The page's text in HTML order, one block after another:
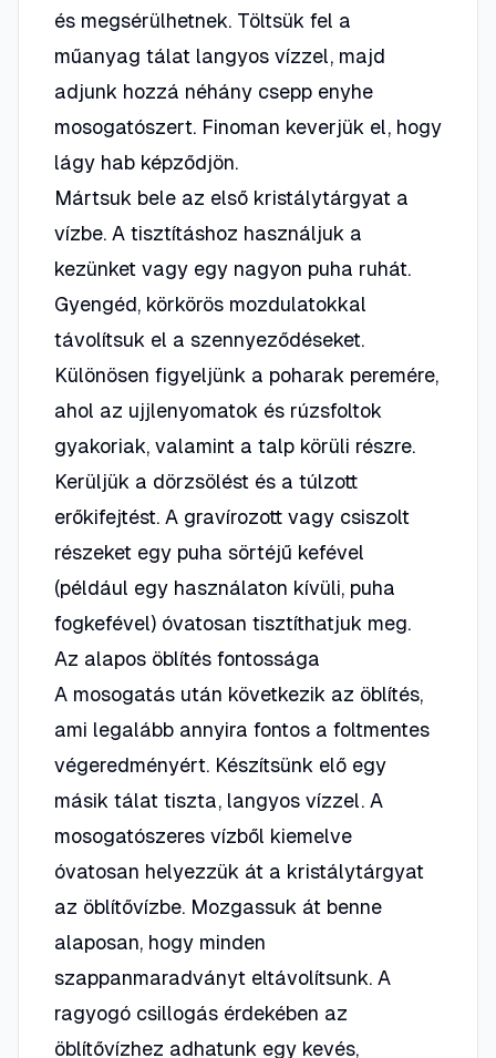
és megsérülhetnek. Töltsük fel a
műanyag tálat langyos vízzel, majd
adjunk hozzá néhány csepp enyhe
mosogatószert. Finoman keverjük el, hogy
lágy hab képződjön.
Mártsuk bele az első kristálytárgyat a
vízbe. A tisztításhoz használjuk a
kezünket vagy egy nagyon puha ruhát.
Gyengéd, körkörös mozdulatokkal
távolítsuk el a szennyeződéseket.
Különösen figyeljünk a poharak peremére,
ahol az ujjlenyomatok és rúzsfoltok
gyakoriak, valamint a talp körüli részre.
Kerüljük a dörzsölést és a túlzott
erőkifejtést. A gravírozott vagy csiszolt
részeket egy puha sörtéjű kefével
(például egy használaton kívüli, puha
fogkefével) óvatosan tisztíthatjuk meg.
Az alapos öblítés fontossága
A mosogatás után következik az öblítés,
ami legalább annyira fontos a foltmentes
végeredményért. Készítsünk elő egy
másik tálat tiszta, langyos vízzel. A
mosogatószeres vízből kiemelve
óvatosan helyezzük át a kristálytárgyat
az öblítővízbe. Mozgassuk át benne
alaposan, hogy minden
szappanmaradványt eltávolítsunk. A
ragyogó csillogás érdekében az
öblítővízhez adhatunk egy kevés,